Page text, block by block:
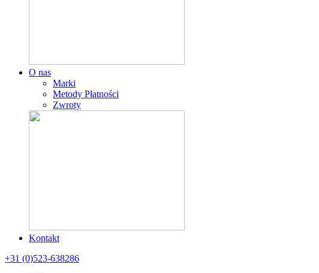
O nas
Marki
Metody Płatności
Zwroty
Kontakt
+31 (0)523-638286